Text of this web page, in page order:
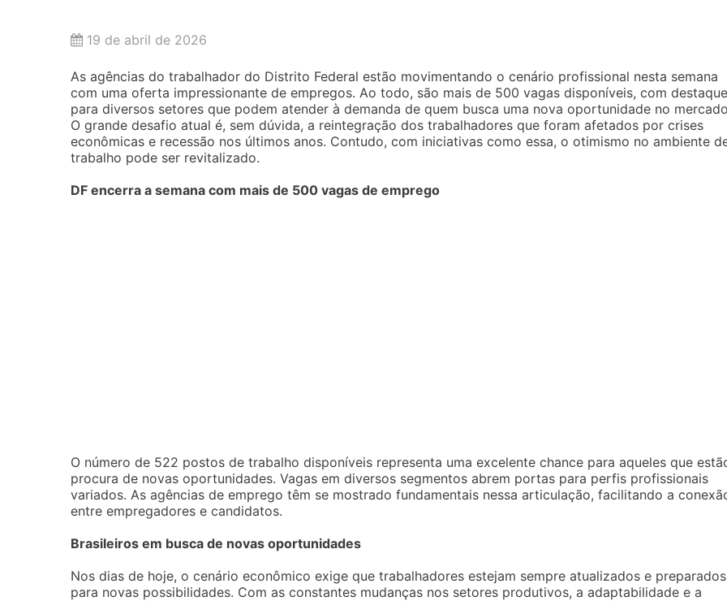
19 de abril de 2026
As agências do trabalhador do Distrito Federal estão movimentando o cenário profissional nesta semana
com uma oferta impressionante de empregos. Ao todo, são mais de 500 vagas disponíveis, com destaque
para diversos setores que podem atender à demanda de quem busca uma nova oportunidade no
O grande desafio atual é, sem dúvida, a reintegração dos trabalhadores que foram afetados por crises
econômicas e recessão nos últimos anos. Contudo, com iniciativas como essa, o otimismo no ambiente
trabalho pode ser revitalizado.
DF encerra a semana com mais de 500 vagas de emprego
O número de 522 postos de trabalho disponíveis representa uma excelente chance para aqueles que
procura de novas oportunidades. Vagas em diversos segmentos abrem portas para perfis profissionais
variados. As agências de emprego têm se mostrado fundamentais nessa articulação, facilitando a
entre empregadores e candidatos.
Brasileiros em busca de novas oportunidades
Nos dias de hoje, o cenário econômico exige que trabalhadores estejam sempre atualizados e preparados
para novas possibilidades. Com as constantes mudanças nos setores produtivos, a adaptabilidade e a